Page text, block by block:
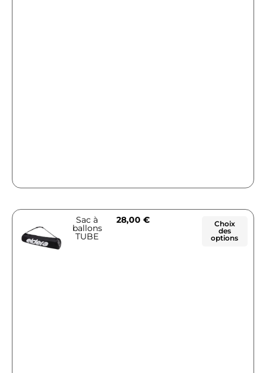
Sac à
ballons
TUBE
28,00 €
Choix
des
options